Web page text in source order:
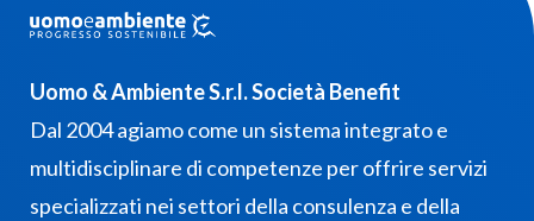
Uomo & Ambiente S.r.l. Società Benefit
Dal 2004 agiamo come un sistema integrato e
multidisciplinare di competenze per offrire servizi
specializzati nei settori della consulenza e della